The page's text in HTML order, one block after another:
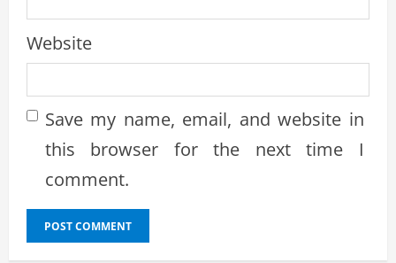
Website
Save my name, email, and website in
this browser for the next time I
comment.